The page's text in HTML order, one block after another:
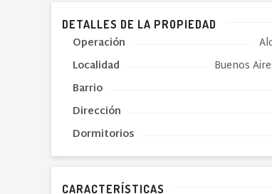
DETALLES DE LA PROPIEDAD
Operación
Localidad
Buenos
Barrio
Dirección
Dormitorios
CARACTERÍSTICAS